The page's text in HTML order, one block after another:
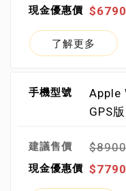
$6790
了解更多
Apple
GPS
$8900
$7790